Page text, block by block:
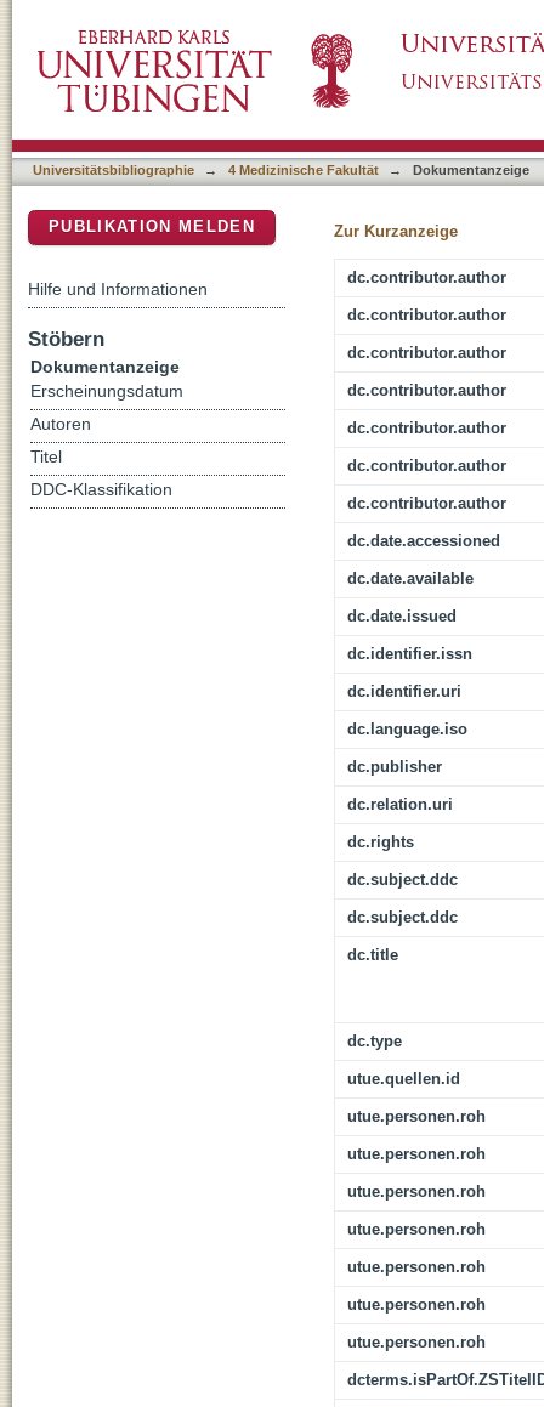
despite a high rate of hyperandrogenemia:
Universitätsbibliographie → 4 Medizinische Fakultät → Dokumentanzeige
Zur Kurzanzeige
dc.contributor.author
dc.contributor.author
dc.contributor.author
dc.contributor.author
dc.contributor.author
dc.contributor.author
dc.contributor.author
dc.date.accessioned
dc.date.available
dc.date.issued
dc.identifier.issn
dc.identifier.uri
dc.language.iso
dc.publisher
dc.relation.uri
dc.rights
dc.subject.ddc
dc.subject.ddc
dc.title
dc.type
utue.quellen.id
utue.personen.roh
utue.personen.roh
utue.personen.roh
utue.personen.roh
utue.personen.roh
utue.personen.roh
utue.personen.roh
PUBLIKATION MELDEN
Hilfe und Informationen
Stöbern
Dokumentanzeige
Erscheinungsdatum
Autoren
Titel
DDC-Klassifikation